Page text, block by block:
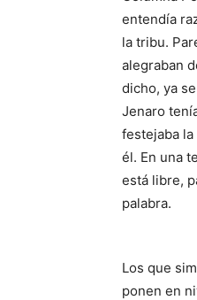
entendía
la tribu.
alegraban
dicho, ya
Jenaro
festejaba
él. En una
está libre,
palabra.
Los que
ponen en